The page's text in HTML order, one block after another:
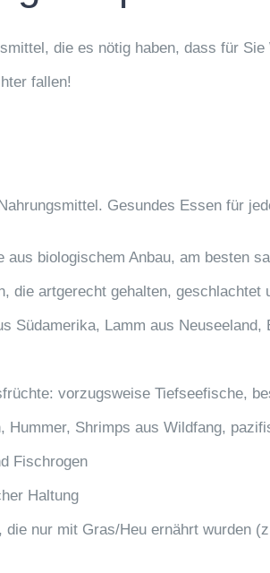
die es nötig haben, dass für
fallen!
Gesundes Essen für
aus biologischem Anbau, am besten
die artgerecht gehalten, geschlachtet
Südamerika, Lamm aus Neuseeland,
vorzugsweise Tiefseefische,
Hummer, Shrimps aus Wildfang,
Fischrogen
Haltung
die nur mit Gras/Heu ernährt wurden